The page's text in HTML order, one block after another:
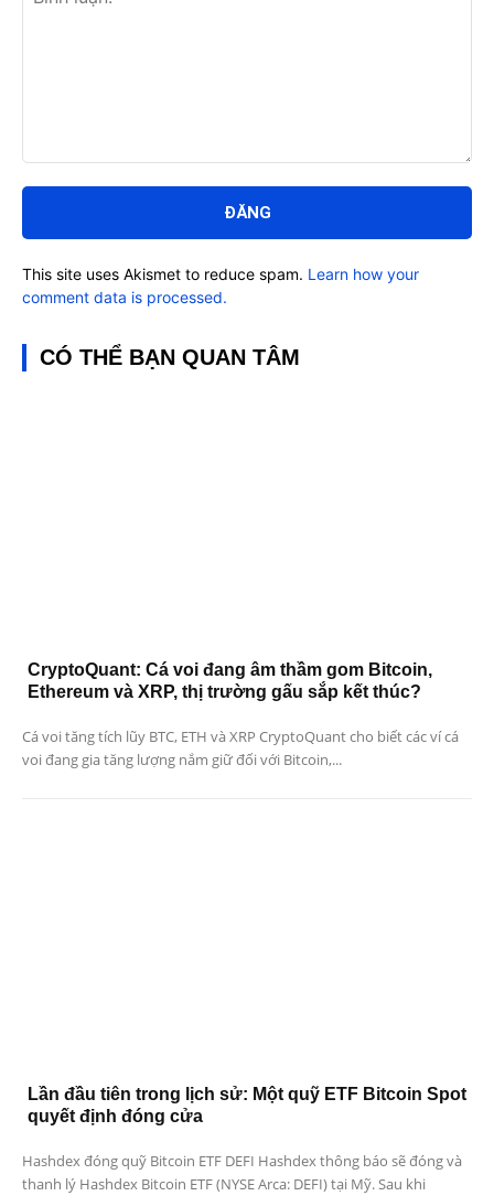
luận:
This site uses Akismet to reduce spam. Learn how your
comment data is processed.
CÓ THỂ BẠN QUAN TÂM
CryptoQuant: Cá voi đang âm thầm gom Bitcoin,
Ethereum và XRP, thị trường gấu sắp kết thúc?
Cá voi tăng tích lũy BTC, ETH và XRP CryptoQuant cho biết các ví cá
voi đang gia tăng lượng nắm giữ đối với Bitcoin,...
Lần đầu tiên trong lịch sử: Một quỹ ETF Bitcoin Spot
quyết định đóng cửa
Hashdex đóng quỹ Bitcoin ETF DEFI Hashdex thông báo sẽ đóng và
thanh lý Hashdex Bitcoin ETF (NYSE Arca: DEFI) tại Mỹ. Sau khi